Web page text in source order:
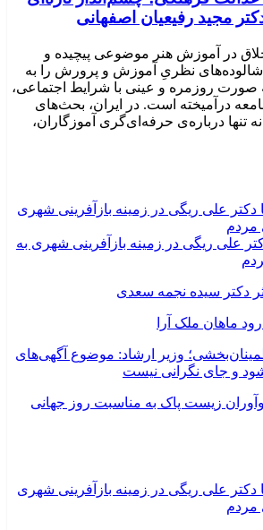
مجید رفیعیان اصفهانی
در آموزش هنر موضوعی پیچیده و
نظریِ آموزش و پرورش را به
روزمره و عینی با شرایط اجتماعی،
درآمیخته است‌. در ایران، بحث‌های
تنها درباره‌ی حرفه‌ای‌گری آموزگاران،
علی ریگی در زمینه بازآفرینی شهری به
دکتر سیده نجمه سعدی
ماهان ملک آرا
اطمینان‌بخشی؛ وزیر ارشاد: موضوع آگهی‌های
و جای نگرانی نیست
نوآوران زیست پاک به مناسبت روز جهانی